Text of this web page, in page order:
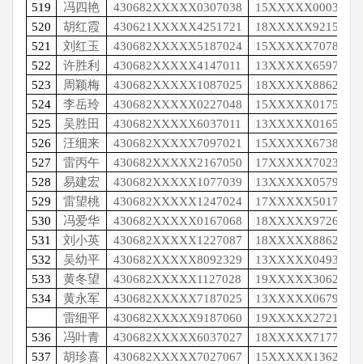
519
冯四艳 430682XXXXX0307038
15XXXXX0003
520
胡红霞 430621XXXXX4251721
18XXXXX9215
521
刘红玉 430682XXXXX5187024
15XXXXX7078
522
许胜利 430682XXXXX4147011
13XXXXX6597
523
周颖梅 430682XXXXX1087025
18XXXXX8862
524
李岳玲 430682XXXXX0227048
15XXXXX0175
525
吴胜田 430682XXXXX6037011
13XXXXX0165
526
汪细来 430682XXXXX7097021
15XXXXX6738
527
雷丙午 430682XXXXX2167050
17XXXXX7023
528
易建宏 430682XXXXX1077039
13XXXXX0579
529
雷望桃 430682XXXXX1247024
17XXXXX5017
530
冯爱华 430682XXXXX0167068
18XXXXX9726
531
刘小英 430682XXXXX1227087
18XXXXX8862
532
吴幼平 430682XXXXX8092329
13XXXXX0493
533
黄冬望 430682XXXXX1127028
19XXXXX3062
534
黄永军 430682XXXXX7187025
13XXXXX0679
雷细平
430682XXXXX9187060
19XXXXX2721
536
冯叶青 430682XXXXX6037027
18XXXXX7177
537
胡珍喜 430682XXXXX7027067
15XXXXX1362